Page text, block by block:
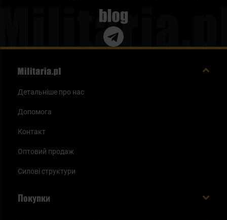
Blog
Детальніше про нас
Допомога
Контакт
Оптовий продаж
Силові структури
Покупки